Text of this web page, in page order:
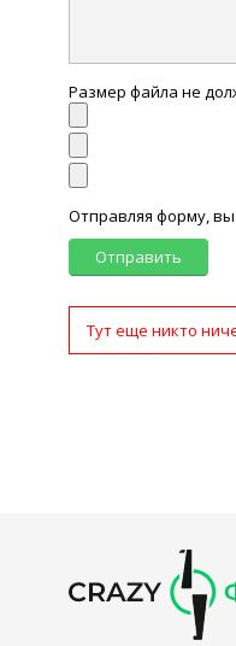
Размер файла не
Отправляя форму,
Отправить
Тут еще никто